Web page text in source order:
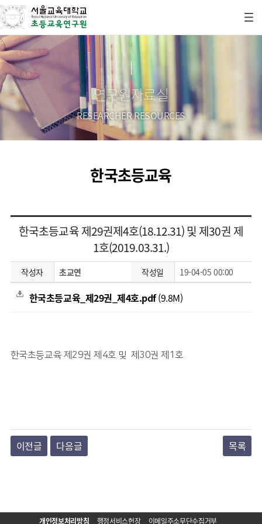
연구원자료실
RESEARCHER RESOURCES
한국초등교육
한국초등교육 제29권제4호(18.12.31) 및 제30권 제
1호(2019.03.31.)
작성자 초교연 작성일 19-04-05 00:00
한국초등교육_제29권_제4호.pdf(9.8M)
한국초등교육 제29권 제4호 및 제30권 제1호
이전글 다음글 목록
개인정보처리방침 행정서비스헌장 이메일주소무단수집거부